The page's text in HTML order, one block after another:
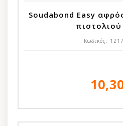
Soudabond Easy
Κωδικός: